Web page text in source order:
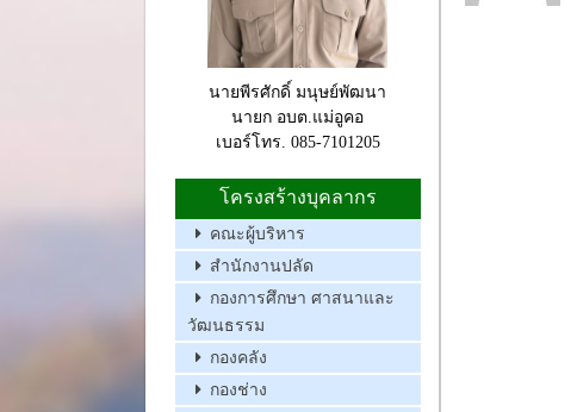
นายพีรศักดิ์ มนุษย์พัฒนา
นายก อบต.แม่อูคอ
เบอร์โทร. 085-7101205
โครงสร้างบุคลากร
คณะผู้บริหาร
สำนักงานปลัด
กองการศึกษา ศาสนาและ
วัฒนธรรม
กองคลัง
กองช่าง